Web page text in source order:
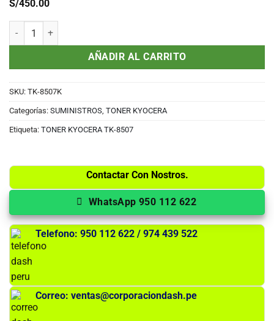
S/450.00
Toner Kyocera TK-8507K Negro, TASKalfa 4550ci, 5550ci cantidad
AÑADIR AL CARRITO
SKU: TK-8507K
Categorías: SUMINISTROS, TONER KYOCERA
Etiqueta: TONER KYOCERA TK-8507
Contactar Con Nostros.
WhatsApp 950 112 622
Telefono: 950 112 622 / 974 439 522
Correo: ventas@corporaciondash.pe